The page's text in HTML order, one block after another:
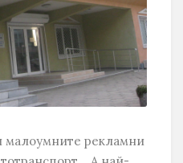
малоумните рекламни